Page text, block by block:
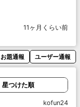
11ヶ月くらい前
お題通報 ユーザー通報
星つけた順
kofun24